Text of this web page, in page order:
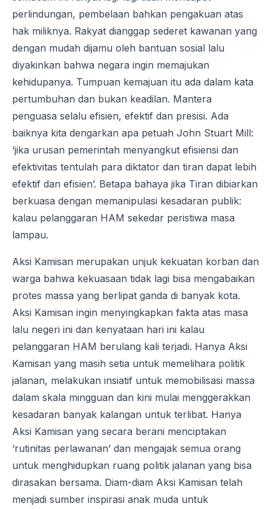
perlindungan, pembelaan bahkan pengakuan atas
hak miliknya. Rakyat dianggap sederet kawanan yang
dengan mudah dijamu oleh bantuan sosial lalu
diyakinkan bahwa negara ingin memajukan
kehidupanya. Tumpuan kemajuan itu ada dalam kata
pertumbuhan dan bukan keadilan. Mantera
penguasa selalu efisien, efektif dan presisi. Ada
baiknya kita dengarkan apa petuah John Stuart Mill:
‘jika urusan pemerintah menyangkut efisiensi dan
efektivitas tentulah para diktator dan tiran dapat lebih
efektif dan efisien’. Betapa bahaya jika Tiran dibiarkan
berkuasa dengan memanipulasi kesadaran publik:
kalau pelanggaran HAM sekedar peristiwa masa
lampau.
Aksi Kamisan merupakan unjuk kekuatan korban dan
warga bahwa kekuasaan tidak lagi bisa mengabaikan
protes massa yang berlipat ganda di banyak kota.
Aksi Kamisan ingin menyingkapkan fakta atas masa
lalu negeri ini dan kenyataan hari ini kalau
pelanggaran HAM berulang kali terjadi. Hanya Aksi
Kamisan yang masih setia untuk memelihara politik
jalanan, melakukan insiatif untuk memobilisasi massa
dalam skala mingguan dan kini mulai menggerakkan
kesadaran banyak kalangan untuk terlibat. Hanya
Aksi Kamisan yang secara berani menciptakan
‘rutinitas perlawanan’ dan mengajak semua orang
untuk menghidupkan ruang politik jalanan yang bisa
dirasakan bersama. Diam-diam Aksi Kamisan telah
menjadi sumber inspirasi anak muda untuk